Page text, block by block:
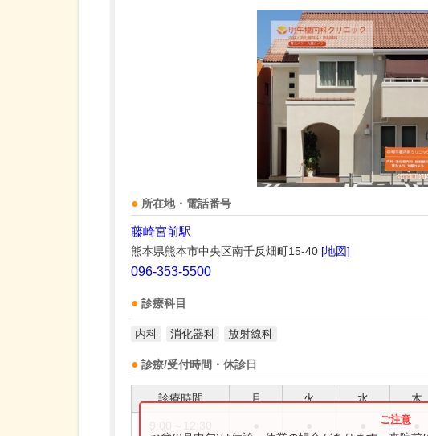
所在地・電話番号
藤崎宮前駅
熊本県熊本市中央区南千反畑町15-40 [地図]
096-353-5500
診療科目
内科 消化器科 放射線科
診療/受付時間・休診日
診療時間 月 火 水 木